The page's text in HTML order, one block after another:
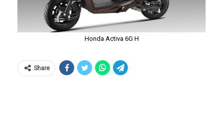
Honda Activa 6G H
Share